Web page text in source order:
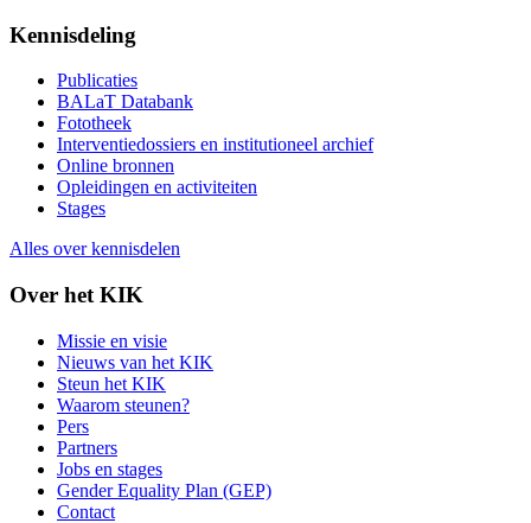
Kennisdeling
Publicaties
BALaT Databank
Fototheek
Interventiedossiers en institutioneel archief
Online bronnen
Opleidingen en activiteiten
Stages
Alles over kennisdelen
Over het KIK
Missie en visie
Nieuws van het KIK
Steun het KIK
Waarom steunen?
Pers
Partners
Jobs en stages
Gender Equality Plan (GEP)
Contact